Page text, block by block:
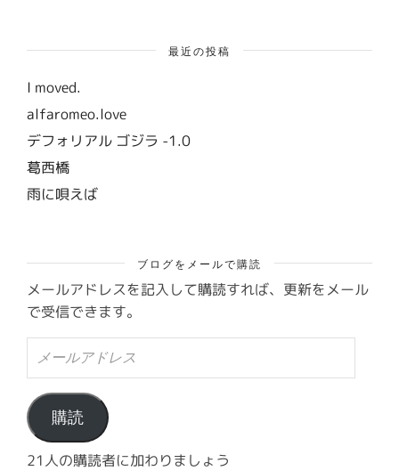
最近の投稿
I moved.
alfaromeo.love
デフォリアル ゴジラ -1.0
葛西橋
雨に唄えば
ブログをメールで購読
メールアドレスを記入して購読すれば、更新をメール
で受信できます。
ル
ア
ド
レ
ス
購読
21人の購読者に加わりましょう